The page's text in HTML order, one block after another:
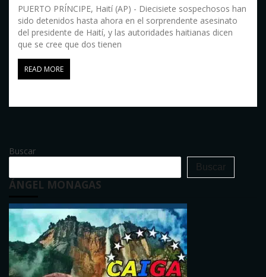
PUERTO PRÍNCIPE, Haití (AP) - Diecisiete sospechosos han
sido detenidos hasta ahora en el sorprendente asesinato
del presidente de Haití, y las autoridades haitianas dicen
que se cree que dos tienen
READ MORE
Buscar
Buscar
ÁNGEL MONAGAS